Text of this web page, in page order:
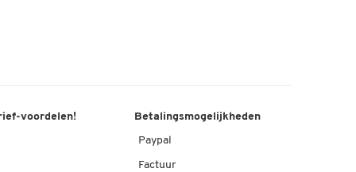
voordelen! Betalingsmogelijkheden
Paypal
Factuur